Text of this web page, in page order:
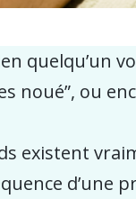
quelqu’un
noué”, ou
existent
d’une